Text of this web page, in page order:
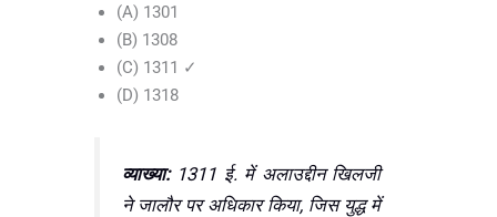
(A) 1301
(B) 1308
(C) 1311 ✓
(D) 1318
व्याख्या:1311 ई. में अलाउद्दीन खिलजी
ने जालौर पर अधिकार किया, जिस युद्ध में